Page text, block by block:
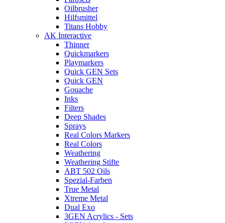
Oilbrusher
Hilfsmittel
Titans Hobby
AK Interactive
Thinner
Quickmarkers
Playmarkers
Quick GEN Sets
Quick GEN
Gouache
Inks
Filters
Deep Shades
Sprays
Real Colors Markers
Real Colors
Weathering
Weathering Stifte
ABT 502 Oils
Spezial-Farben
True Metal
Xtreme Metal
Dual Exo
3GEN Acrylics - Sets